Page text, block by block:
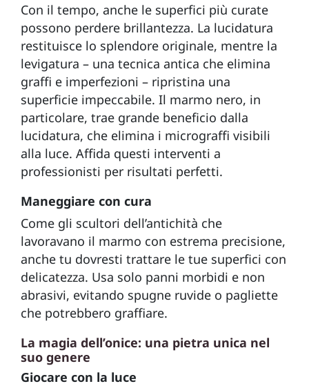
Con il tempo, anche le superfici più curate
possono perdere brillantezza. La lucidatura
restituisce lo splendore originale, mentre la
levigatura – una tecnica antica che elimina
graffi e imperfezioni – ripristina una
superficie impeccabile. Il marmo nero, in
particolare, trae grande beneficio dalla
lucidatura, che elimina i micrograffi visibili
alla luce. Affida questi interventi a
professionisti per risultati perfetti.
Maneggiare con cura
Come gli scultori dell’antichità che
lavoravano il marmo con estrema precisione,
anche tu dovresti trattare le tue superfici con
delicatezza. Usa solo panni morbidi e non
abrasivi, evitando spugne ruvide o pagliette
che potrebbero graffiare.
La magia dell’onice: una pietra unica nel
suo genere
Giocare con la luce